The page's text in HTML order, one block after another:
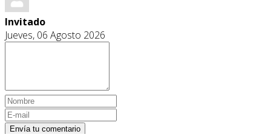
Invitado
Jueves, 06 Agosto 2026
Envía tu comentario